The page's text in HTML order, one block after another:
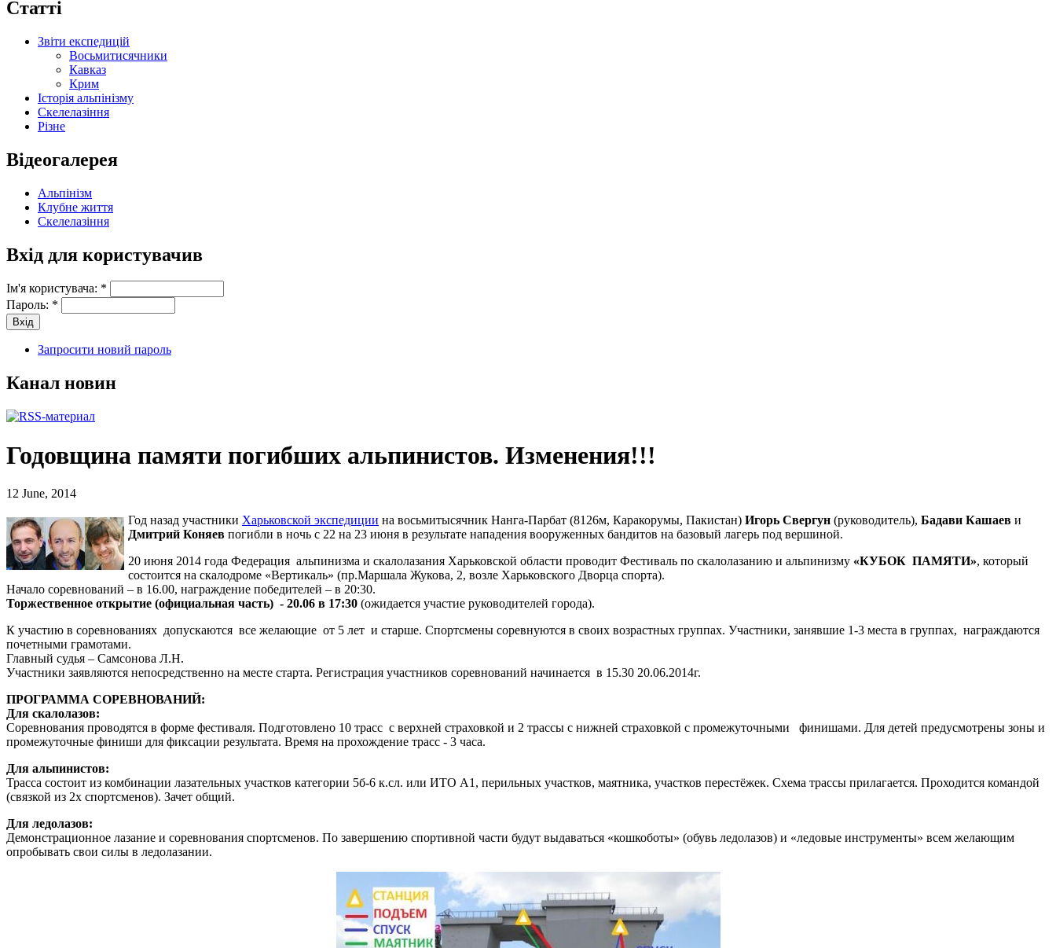
Статті
Звіти експедицій
Восьмитисячники
Кавказ
Крим
Історія альпінізму
Скелелазіння
Різне
Відеогалерея
Альпінізм
Клубне життя
Скелелазіння
Вхід для користувачив
Ім'я користувача: *
Пароль: *
Запросити новий пароль
Канал новин
Годовщина памяти погибших альпинистов. Изменения!!!
12 June, 2014
Год назад участники Харьковской экспедиции на восьмитысячник Нанга-Парбат (8126м, Каракорумы, Пакистан) Игорь Свергун (руководитель), Бадави Кашаев и
Дмитрий Коняев погибли в ночь с 22 на 23 июня в результате нападения вооруженных бандитов на базовый лагерь под вершиной.
20 июня 2014 года Федерация альпинизма и скалолазания Харьковской области проводит Фестиваль по скалолазанию и альпинизму «КУБОК ПАМЯТИ», который
состоится на скалодроме «Вертикаль» (пр.Маршала Жукова, 2, возле Харьковского Дворца спорта).
Начало соревнований – в 16.00, награждение победителей – в 20:30.
Торжественное открытие (официальная часть) - 20.06 в 17:30 (ожидается участие руководителей города).
К участию в соревнованиях допускаются все желающие от 5 лет и старше. Спортсмены соревнуются в своих возрастных группах. Участники, занявшие 1-3 места в группах, награждаются
почетными грамотами.
Главный судья – Самсонова Л.Н.
Участники заявляются непосредственно на месте старта. Регистрация участников соревнований начинается в 15.30 20.06.2014г.
ПРОГРАММА СОРЕВНОВАНИЙ:
Для скалолазов:
Соревнования проводятся в форме фестиваля. Подготовлено 10 трасс с верхней страховкой и 2 трассы с нижней страховкой с промежуточными финишами. Для детей предусмотрены зоны и
промежуточные финиши для фиксации результата. Время на прохождение трасс - 3 часа.
Для альпинистов:
Трасса состоит из комбинации лазательных участков категории 5б-6 к.сл. или ИТО А1, перильных участков, маятника, участков перестёжек. Схема трассы прилагается. Проходится командой
(связкой из 2х спортсменов). Зачет общий.
Для ледолазов:
Демонстрационное лазание и соревнования спортсменов. По завершению спортивной части будут выдаваться «кошкоботы» (обувь ледолазов) и «ледовые инструменты» всем желающим
опробывать свои силы в ледолазании.